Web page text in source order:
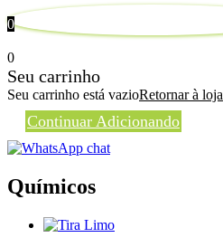
0
0
Seu carrinho
Seu carrinho está vazioRetornar à loja
Continuar Adicionando
Químicos